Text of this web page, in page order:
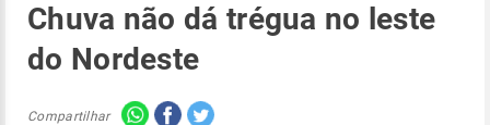
Chuva não dá trégua no leste
do Nordeste
Compartilhar